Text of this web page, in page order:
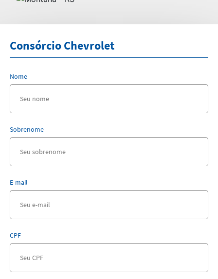
Consórcio Chevrolet
Nome
Sobrenome
E-mail
CPF